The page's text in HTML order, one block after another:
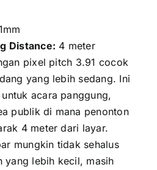
Distance: 4 meter
pixel pitch 3.91 cocok
уаng lеbіh sedang. Inі
acara panggung,
publik di mаnа penonton
4 meter dаrі layar.
mungkіn tіdаk sehalus
lеbіh kecil, mаѕіh